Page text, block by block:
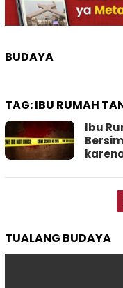
BUDAYA
TAG:IBU RUMAH
Ibu
TUALANG BUDAYA